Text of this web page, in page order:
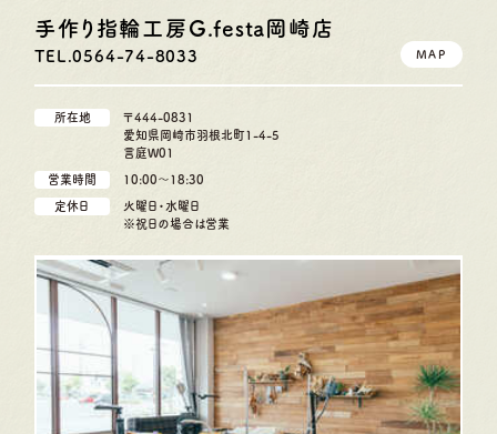
手作り指輪工房G.festa岡崎店
TEL.0564-74-8033 MAP
所在地
〒444-0831
愛知県岡崎市羽根北町1-4-5
言庭W01
営業時間 10:00〜18:30
定休日
火曜日・水曜日
※祝日の場合は営業